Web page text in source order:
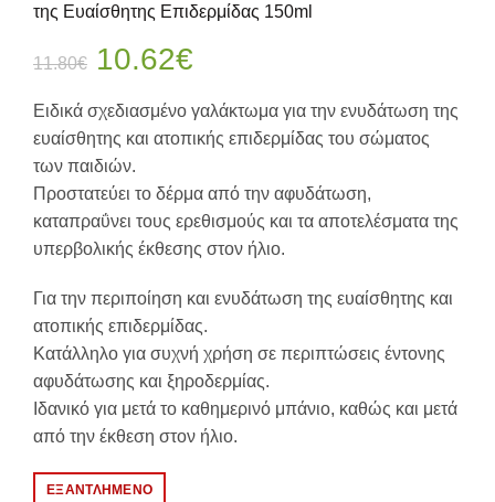
της Ευαίσθητης Επιδερμίδας 150ml
11.80€ Original
price
was:
11.80€.
10.62€
τρέχουσα
τιμή
είναι:
10.62€.
Ειδικά σχεδιασμένο γαλάκτωμα για την ενυδάτωση της
ευαίσθητης και ατοπικής επιδερμίδας του σώματος
των παιδιών.
Προστατεύει το δέρμα από την αφυδάτωση,
καταπραΰνει τους ερεθισμούς και τα αποτελέσματα της
υπερβολικής έκθεσης στον ήλιο.
Για την περιποίηση και ενυδάτωση της ευαίσθητης και
ατοπικής επιδερμίδας.
Κατάλληλο για συχνή χρήση σε περιπτώσεις έντονης
αφυδάτωσης και ξηροδερμίας.
Ιδανικό για μετά το καθημερινό μπάνιο, καθώς και μετά
από την έκθεση στον ήλιο.
ΕΞΑΝΤΛΗΜΈΝΟ